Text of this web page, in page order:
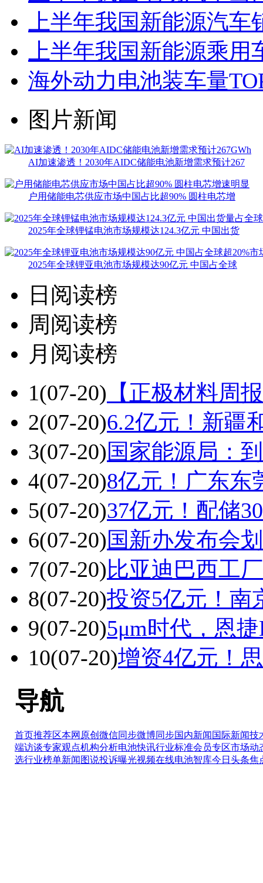
上半年我国新能源汽车
上半年我国新能源乘用
海外动力电池装车量
图片新闻
AI加速渗透！2030年AIDC储能电池新增需求预计267
户用储能电芯供应市场中国占比超90% 圆柱电芯增
2025年全球锂锰电池市场规模达124.3亿元 中国出货
2025年全球锂亚电池市场规模达90亿元 中国占全球
日阅读榜
周阅读榜
月阅读榜
1(07-20) 【正极材料周
2(07-20)6.2亿元！新疆
3(07-20)国家能源局：
4(07-20)8亿元！广东东
5(07-20)37亿元！配储
6(07-20)国新办发布会
7(07-20)比亚迪巴西工
8(07-20)投资5亿元！南
9(07-20)5μm时代，恩
10(07-20)增资4亿元！
导航
首页推荐区本网原创 微信同步微博同步国内新闻 国际新闻技
端访谈专家观点机构分析电池快讯行业标准会员专区市场动
选行业榜单新闻图说投诉曝光视频在线电池智库今日头条焦